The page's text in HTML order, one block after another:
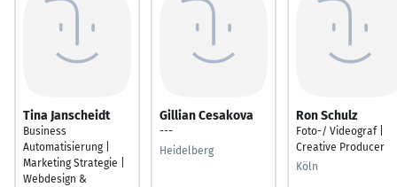
Tina Janscheidt
Business
Automatisierung |
Marketing Strategie |
Webdesign &
Gillian Cesakova
---
Heidelberg
Ron Schulz
Foto-/ Videograf |
Creative Producer
Köln